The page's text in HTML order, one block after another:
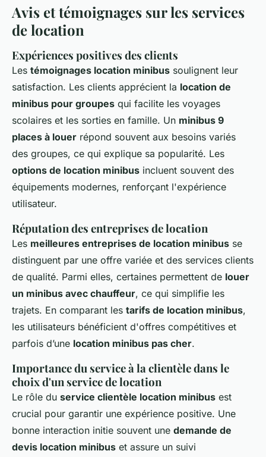
Avis et témoignages sur les services
de location
Expériences positives des clients
Les témoignages location minibus soulignent leur
satisfaction. Les clients apprécient la location de
minibus pour groupes qui facilite les voyages
scolaires et les sorties en famille. Un minibus 9
places à louer répond souvent aux besoins variés
des groupes, ce qui explique sa popularité. Les
options de location minibus incluent souvent des
équipements modernes, renforçant l'expérience
utilisateur.
Réputation des entreprises de location
Les meilleures entreprises de location minibus se
distinguent par une offre variée et des services clients
de qualité. Parmi elles, certaines permettent de louer
un minibus avec chauffeur, ce qui simplifie les
trajets. En comparant les tarifs de location minibus,
les utilisateurs bénéficient d'offres compétitives et
parfois d’une location minibus pas cher.
Importance du service à la clientèle dans le
choix d'un service de location
Le rôle du service clientèle location minibus est
crucial pour garantir une expérience positive. Une
bonne interaction initie souvent une demande de
devis location minibus et assure un suivi